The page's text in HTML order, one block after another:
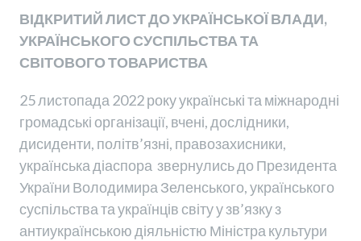
ВІДКРИТИЙ ЛИСТ ДО УКРАЇНСЬКОЇ ВЛАДИ,
УКРАЇНСЬКОГО СУСПІЛЬСТВА ТА
СВІТОВОГО ТОВАРИСТВА
25 листопада 2022 року українські та міжнародні
громадські організації, вчені, дослідники,
дисиденти, політв’язні, правозахисники,
українська діаспора звернулись до Президента
України Володимира Зеленського, українського
суспільства та українців світу у зв’язку з
антиукраїнською діяльністю Міністра культури